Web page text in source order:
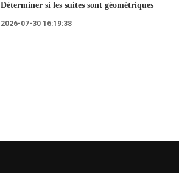
Déterminer si les suites sont géométriques
2026-07-30 16:19:38